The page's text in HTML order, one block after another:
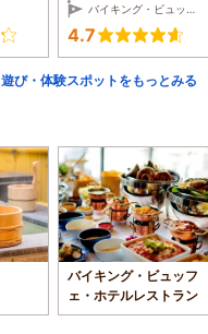
4.7
遊び・体験スポットをもっとみる
バイキング・ビュッフ
ェ・ホテルレストラン